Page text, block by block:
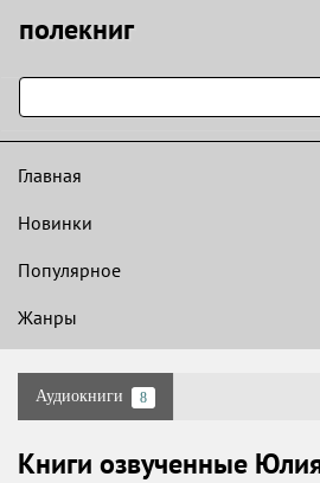
полекниг
Главная
Новинки
Популярное
Жанры
Аудиокниги 8
Книги озвученные